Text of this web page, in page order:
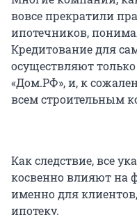
вовсе прекратили
ипотечников,
Кредитование для
осуществляют только
«Дом.РФ», и, к
всем строительным
Как следствие, все
косвенно влияют на
именно для
ипотеку.